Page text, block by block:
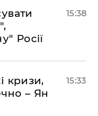
Росії
15:38
кризи,
– Ян
15:33